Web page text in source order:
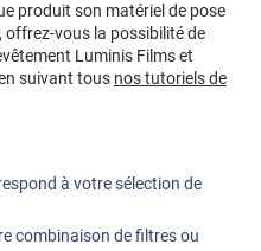
produit son matériel de pose
offrez-vous la possibilité de
Luminis Films et
suivant tous nos tutoriels de
à votre sélection de
combinaison de filtres ou